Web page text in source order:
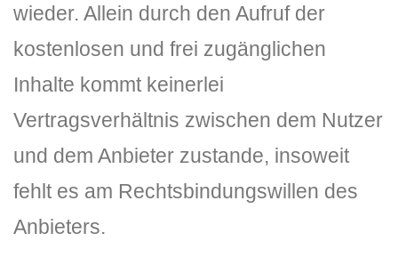
wieder. Allein durch den Aufruf der
kostenlosen und frei zugänglichen
Inhalte kommt keinerlei
Vertragsverhältnis zwischen dem Nutzer
und dem Anbieter zustande, insoweit
fehlt es am Rechtsbindungswillen des
Anbieters.